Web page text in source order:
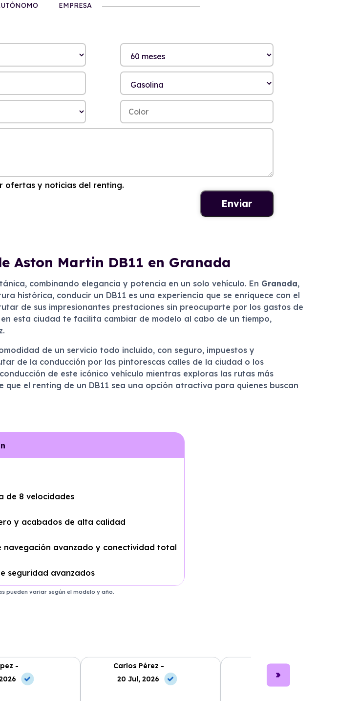
EMPRESA
ofertas y noticias del renting.
Aston Martin DB11 en Granada
combinando elegancia y potencia en un solo vehículo. En Granada,
histórica, conducir un DB11 es una experiencia que se enriquece con el
de sus impresionantes prestaciones sin preocuparte por los gastos de
esta ciudad te facilita cambiar de modelo al cabo de un tiempo,
de un servicio todo incluido, con seguro, impuestos y
de la conducción por las pintorescas calles de la ciudad o los
de este icónico vehículo mientras exploras las rutas más
el renting de un DB11 sea una opción atractiva para quienes buscan
de 8 velocidades
y acabados de alta calidad
navegación avanzado y conectividad total
seguridad avanzados
pueden variar según el modelo y año.
-
Carlos Pérez -
20 Jul, 2026
Lucía García -
10 Jun, 2026